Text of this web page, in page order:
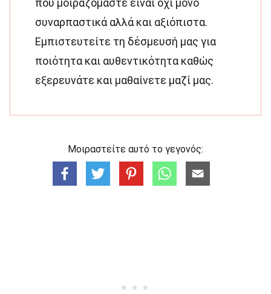
που μοιραζόμαστε είναι όχι μόνο
συναρπαστικά αλλά και αξιόπιστα.
Εμπιστευτείτε τη δέσμευσή μας για
ποιότητα και αυθεντικότητα καθώς
εξερευνάτε και μαθαίνετε μαζί μας.
Μοιραστείτε αυτό το γεγονός: